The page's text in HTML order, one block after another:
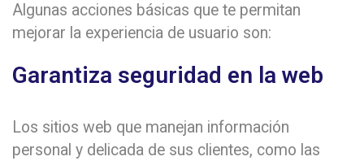
Algunas acciones básicas que te permitan
mejorar la experiencia de usuario son:
Garantiza seguridad en la web
Los sitios web que manejan información
personal y delicada de sus clientes, como las